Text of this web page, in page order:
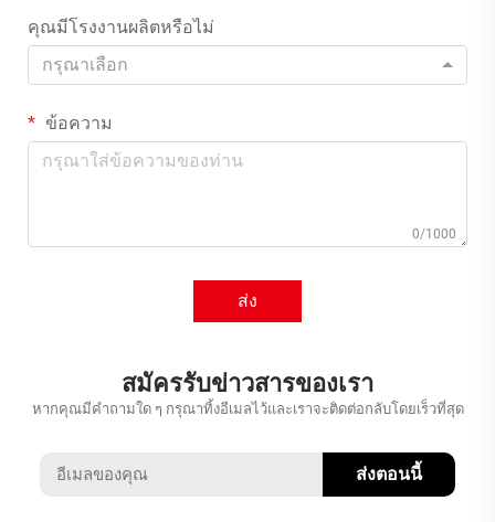
คุณมีโรงงานผลิตหรือไม่
กรุณาเลือก
ข้อความ
0/1000
ส่ง
สมัครรับข่าวสารของเรา
หากคุณมีคำถามใด ๆ กรุณาทิ้งอีเมลไว้และเราจะติดต่อกลับโดยเร็วที่สุด
ส่งตอนนี้